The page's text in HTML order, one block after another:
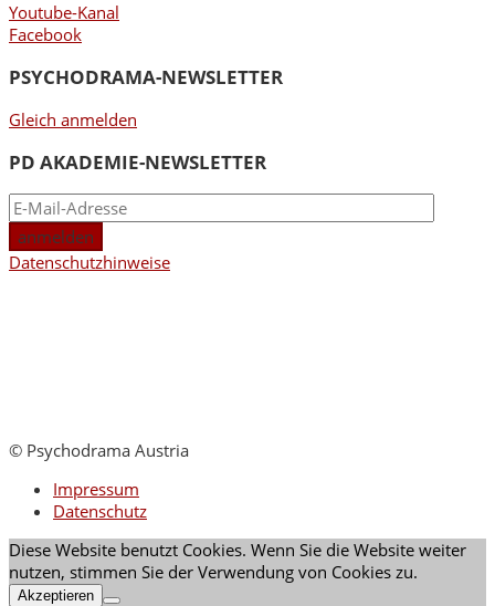
Youtube-Kanal
Facebook
PSYCHODRAMA-NEWSLETTER
Gleich anmelden
PD AKADEMIE-NEWSLETTER
Datenschutzhinweise
© Psychodrama Austria
Impressum
Datenschutz
Diese Website benutzt Cookies. Wenn Sie die Website weiter
nutzen, stimmen Sie der Verwendung von Cookies zu.
Akzeptieren